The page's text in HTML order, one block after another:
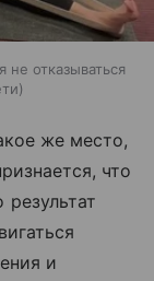
отказываться
же место,
что
и